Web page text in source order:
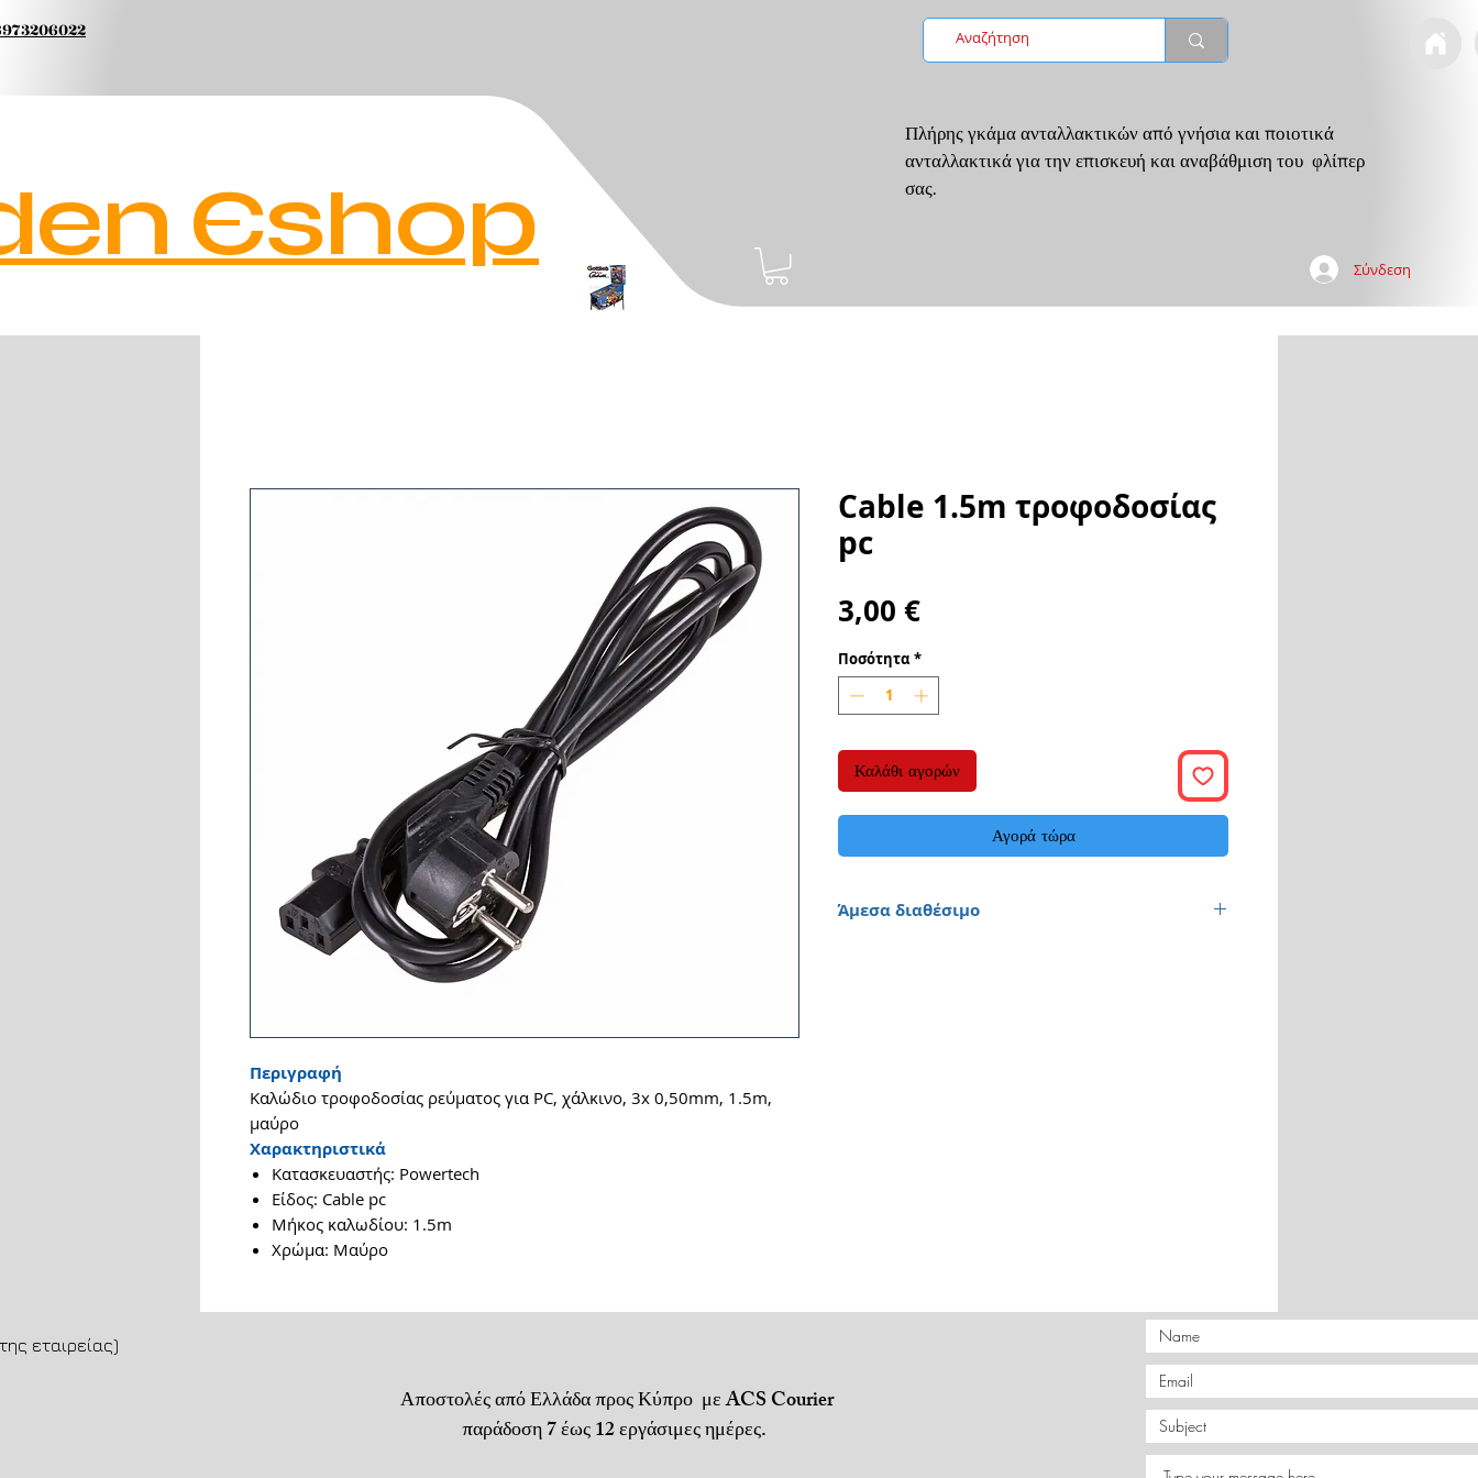
Eshop
Πλήρης γκάμα ανταλλακτικών από γνήσια και ποιοτικά
ανταλλακτικά για την επισκευή και αναβάθμιση του φλίπερ
σας.
Σύνδεση
Περιγραφή
Καλώδιο τροφοδοσίας ρεύματος για PC, χάλκινο, 3x 0,50mm, 1.5m,
μαύρο
Χαρακτηριστικά
Κατασκευαστής: Powertech
Είδος: Cable pc
Μήκος καλωδίου: 1.5m
Χρώμα: Μαύρο
Cable 1.5m τροφοδοσίας
pc
3,00 €Τιμή
Ποσότητα *
Καλάθι αγορών
Αγορά τώρα
Άμεσα διαθέσιμο
εταιρείας)
Αποστολές από Ελλάδα προς Κύπρο με ACS Courier
παράδοση 7 έως 12 εργάσιμες ημέρες.